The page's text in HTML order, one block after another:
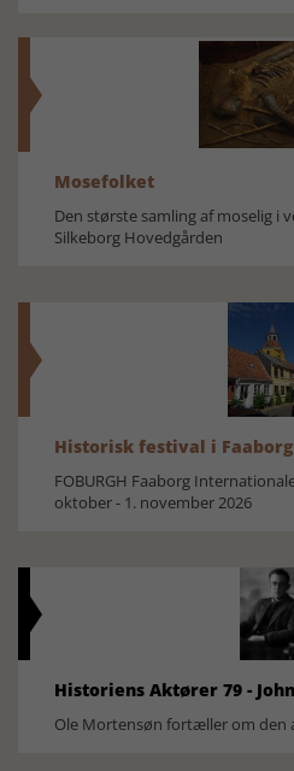
Mosefolket
Den største samling af moselig i
Silkeborg Hovedgården
Historisk festival i Faaborg
FOBURGH Faaborg
oktober - 1. november 2026
Historiens Aktører 79 -
Ole Mortensøn fortæller om den